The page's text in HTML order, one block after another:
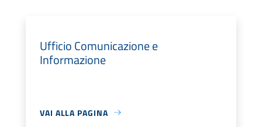
Ufficio Comunicazione e
Informazione
VAI ALLA PAGINA